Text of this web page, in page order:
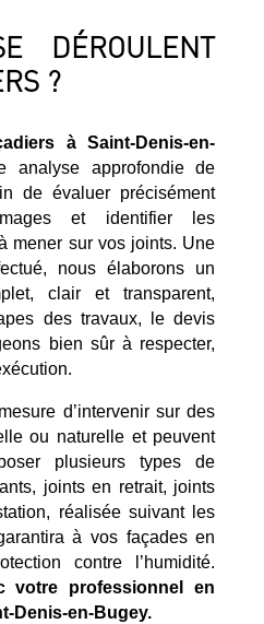
DÉROULENT
?
à Saint-Denis-en-
analyse approfondie de
de évaluer précisément
et identifier les
mener sur vos joints. Une
nous élaborons un
clair et transparent,
des travaux, le devis
bien sûr à respecter,
d’intervenir sur des
ou naturelle et peuvent
plusieurs types de
joints en retrait, joints
réalisée suivant les
à vos façades en
contre l’humidité.
votre professionnel en
Denis-en-Bugey.
de Confidentialité
Site